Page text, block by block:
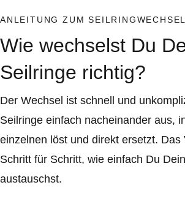
ANLEITUNG ZUM SEILRINGWECHSEL
Wie wechselst Du
Seilringe richtig?
Der Wechsel ist schnell und
Seilringe einfach nacheinander aus,
einzelnen löst und direkt ersetzt. Das
Schritt für Schritt, wie einfach Du
austauschst.